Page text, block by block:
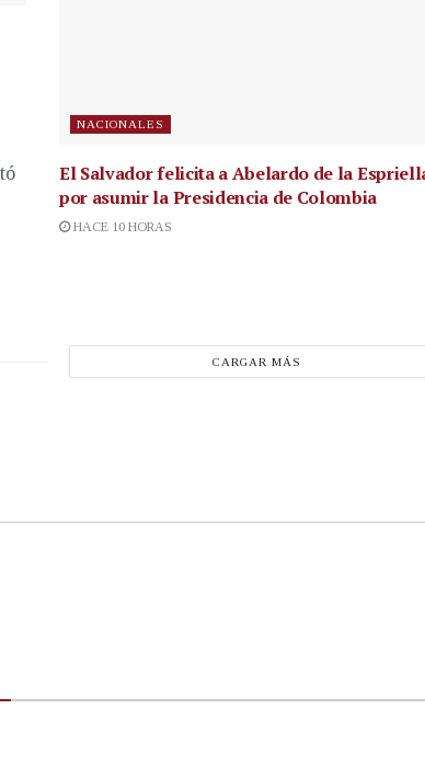
NACIONALES
El Salvador felicita a Abelardo de la
por asumir la Presidencia de Colombia
HACE 10 HORAS
CARGAR MÁS